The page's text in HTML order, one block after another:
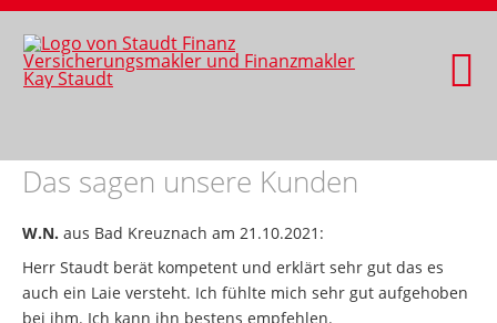
Das sagen unsere Kunden
W.N. aus Bad Kreuznach am 21.10.2021:
Herr Staudt berät kompetent und erklärt sehr gut das es
auch ein Laie versteht. Ich fühlte mich sehr gut aufgehoben
bei ihm. Ich kann ihn bestens empfehlen.